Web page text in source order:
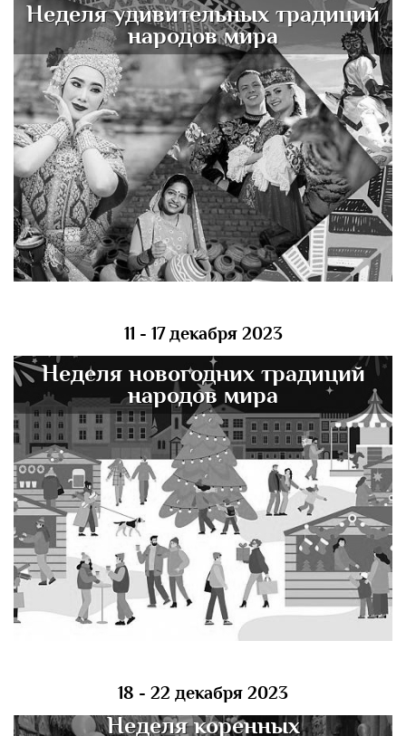
Неделя удивительных традиций
народов мира
11 - 17 декабря 2023
Неделя новогодних традиций
народов мира
18 - 22 декабря 2023
Неделя коренных